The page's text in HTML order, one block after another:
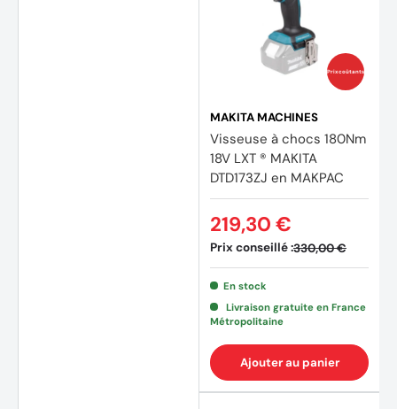
Prix coûtants
MAKITA MACHINES
Visseuse à chocs 180Nm
18V LXT ® MAKITA
DTD173ZJ en MAKPAC
Prix conseillé :330,00 €
219,30 €
En stock
Livraison gratuite en France
Métropolitaine
Ajouter au panier